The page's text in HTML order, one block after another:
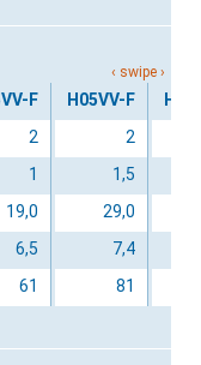
F
2
1
19,0
6,5
61
H05VV-F
2
1,5
29,0
7,4
81